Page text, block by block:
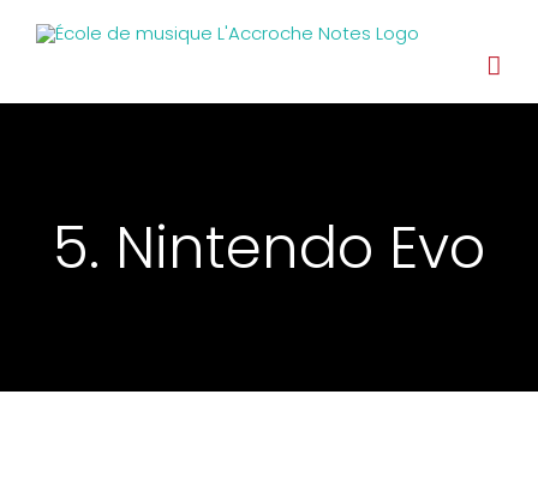
5. Nintendo Evo